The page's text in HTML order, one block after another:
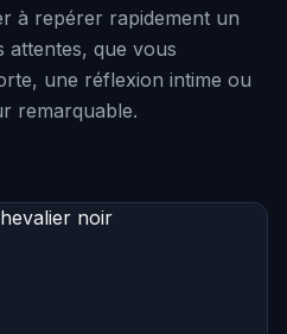
à repérer rapidement un
attentes, que vous
une réflexion intime ou
remarquable.